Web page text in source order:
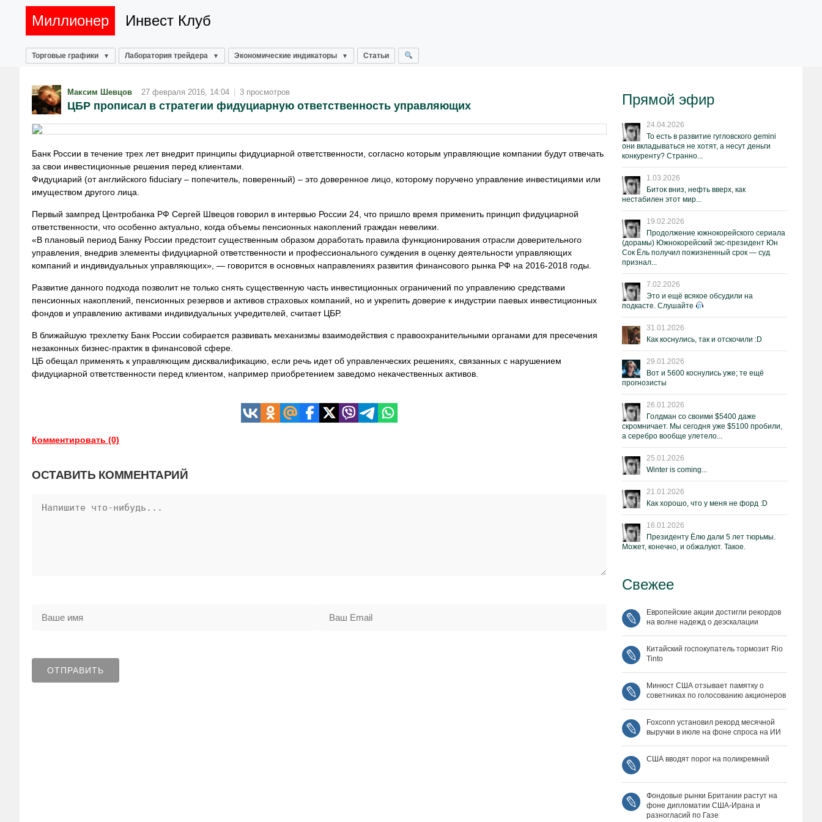
Миллионер Инвест Клуб
Торговые графики Лаборатория трейдера Экономические индикаторы Статьи
Максим Шевцов 27 февраля 2016, 14:04 | 3 просмотров
ЦБР прописал в стратегии фидуциарную ответственность управляющих
Банк России в течение трех лет внедрит принципы фидуциарной ответственности, согласно которым управляющие компании будут отвечать
за свои инвестиционные решения перед клиентами.
Фидуциарий (от английского fiduciary – попечитель, поверенный) – это доверенное лицо, которому поручено управление инвестициями или
имуществом другого лица.
Первый зампред Центробанка РФ Сергей Швецов говорил в интервью России 24, что пришло время применить принцип фидуциарной
ответственности, что особенно актуально, когда объемы пенсионных накоплений граждан невелики.
«В плановый период Банку России предстоит существенным образом доработать правила функционирования отрасли доверительного
управления, внедрив элементы фидуциарной ответственности и профессионального суждения в оценку деятельности управляющих
компаний и индивидуальных управляющих», — говорится в основных направлениях развития финансового рынка РФ на 2016-2018 годы.
Развитие данного подхода позволит не только снять существенную часть инвестиционных ограничений по управлению средствами
пенсионных накоплений, пенсионных резервов и активов страховых компаний, но и укрепить доверие к индустрии паевых инвестиционных
фондов и управлению активами индивидуальных учредителей, считает ЦБР.
В ближайшую трехлетку Банк России собирается развивать механизмы взаимодействия с правоохранительными органами для пресечения
незаконных бизнес-практик в финансовой сфере.
ЦБ обещал применять к управляющим дисквалификацию, если речь идет об управленческих решениях, связанных с нарушением
фидуциарной ответственности перед клиентом, например приобретением заведомо некачественных активов.
Комментировать (0)
ОСТАВИТЬ КОММЕНТАРИЙ
Прямой эфир
24.04.2026
То есть в развитие гугловского gemini
они вкладываться не хотят, а несут деньги
конкуренту? Странно...
1.03.2026
Биток вниз, нефть вверх, как
нестабилен этот мир...
19.02.2026
Продолжение южнокорейского сериала
(дорамы) Южнокорейский экс-президент Юн
Сок Ёль получил пожизненный срок — суд
признал...
7.02.2026
Это и ещё всякое обсудили на
подкасте. Слушайте
31.01.2026
Как коснулись, так и отскочили :D
29.01.2026
Вот и 5600 коснулись уже; те ещё
прогнозисты
26.01.2026
Голдман со своими $5400 даже
скромничает. Мы сегодня уже $5100 пробили,
а серебро вообще улетело...
25.01.2026
Winter is coming...
21.01.2026
Как хорошо, что у меня не форд :D
16.01.2026
Президенту Ёлю дали 5 лет тюрьмы.
Может, конечно, и обжалуют. Такое.
Свежее
Европейские акции достигли рекордов
на волне надежд о деэскалации
Китайский госпокупатель тормозит Rio
Tinto
Минюст США отзывает памятку о
советниках по голосованию акционеров
Foxconn установил рекорд месячной
выручки в июле на фоне спроса на ИИ
США вводят порог на поликремний
Фондовые рынки Британии растут на
фоне дипломатии США‑Ирана и
разногласий по Газе